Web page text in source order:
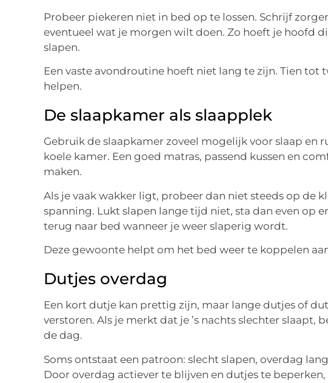
Probeer piekeren niet in bed op te lossen. Schrijf
eventueel wat je morgen wilt doen. Zo hoeft je hoofd
slapen.
Een vaste avondroutine hoeft niet lang te zijn. Tien
helpen.
De slaapkamer als slaapplek
Gebruik de slaapkamer zoveel mogelijk voor slaap en
koele kamer. Een goed matras, passend kussen en
maken.
Als je vaak wakker ligt, probeer dan niet steeds op de
spanning. Lukt slapen lange tijd niet, sta dan even op
terug naar bed wanneer je weer slaperig wordt.
Deze gewoonte helpt om het bed weer te koppelen
Dutjes overdag
Een kort dutje kan prettig zijn, maar lange dutjes of
verstoren. Als je merkt dat je ’s nachts slechter slaapt,
de dag.
Soms ontstaat een patroon: slecht slapen, overdag
Door overdag actiever te blijven en dutjes te